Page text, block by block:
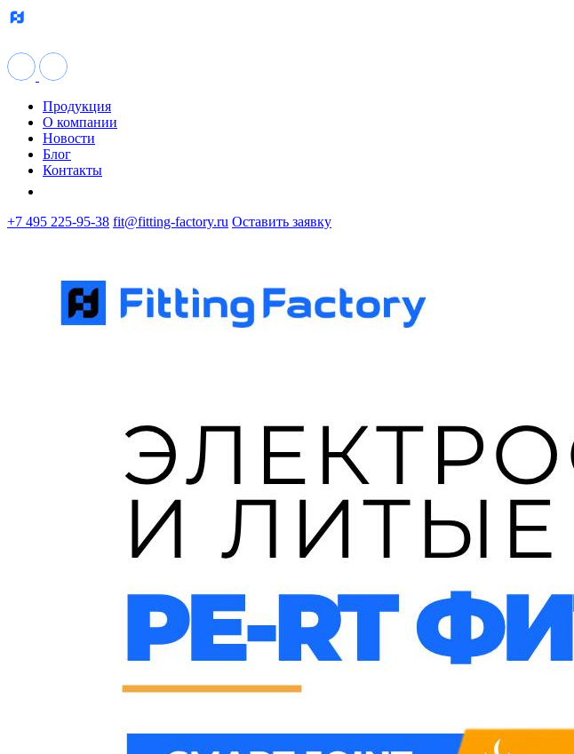
Продукция
О компании
Новости
Блог
Контакты
+7 495 225-95-38 fit@fitting-factory.ru Оставить заявку